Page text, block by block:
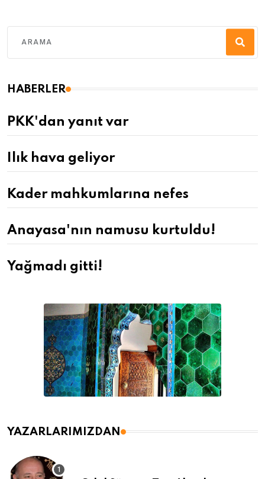
HABERLER
PKK'dan yanıt var
Ilık hava geliyor
Kader mahkumlarına nefes
Anayasa'nın namusu kurtuldu!
Yağmadı gitti!
YAZARLARIMIZDAN